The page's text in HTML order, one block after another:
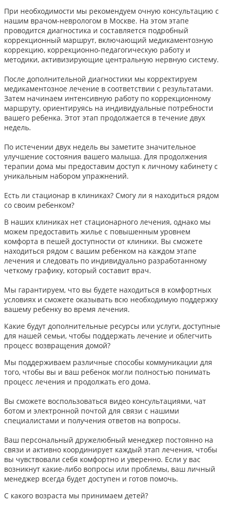
При необходимости мы рекомендуем очную консультацию с
нашим врачом-неврологом в Москве. На этом этапе
проводится диагностика и составляется подробный
коррекционный маршрут, включающий медикаментозную
коррекцию, коррекционно-педагогическую работу и
методики, активизирующие центральную нервную систему.
После дополнительной диагностики мы корректируем
медикаментозное лечение в соответствии с результатами.
Затем начинаем интенсивную работу по коррекционному
маршруту, ориентируясь на индивидуальные потребности
вашего ребенка. Этот этап продолжается в течение двух
недель.
По истечении двух недель вы заметите значительное
улучшение состояния вашего малыша. Для продолжения
терапии дома мы предоставим доступ к личному кабинету с
уникальным набором упражнений.
Есть ли стационар в клиниках? Смогу ли я находиться рядом
со своим ребенком?
В наших клиниках нет стационарного лечения, однако мы
можем предоставить жилье с повышенным уровнем
комфорта в пешей доступности от клиники. Вы сможете
находиться рядом с вашим ребенком на каждом этапе
лечения и следовать по индивидуально разработанному
четкому графику, который составит врач.
Мы гарантируем, что вы будете находиться в комфортных
условиях и сможете оказывать всю необходимую поддержку
вашему ребенку во время лечения.
Какие будут дополнительные ресурсы или услуги, доступные
для нашей семьи, чтобы поддержать лечение и облегчить
процесс возвращения домой?
Мы поддерживаем различные способы коммуникации для
того, чтобы вы и ваш ребенок могли полностью понимать
процесс лечения и продолжать его дома.
Вы сможете воспользоваться видео консультациями, чат
ботом и электронной почтой для связи с нашими
специалистами и получения ответов на вопросы.
Ваш персональный дружелюбный менеджер постоянно на
связи и активно координирует каждый этап лечения, чтобы
вы чувствовали себя комфортно и уверенно. Если у вас
возникнут какие-либо вопросы или проблемы, ваш личный
менеджер всегда будет доступен и готов помочь.
С какого возраста мы принимаем детей?